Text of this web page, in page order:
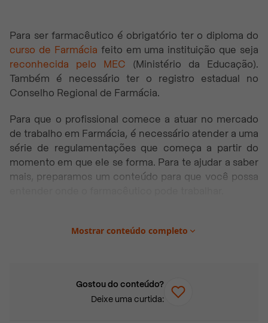
Para ser farmacêutico é obrigatório ter o diploma do
curso de Farmácia feito em uma instituição que seja
reconhecida pelo MEC (Ministério da Educação).
Também é necessário ter o registro estadual no
Conselho Regional de Farmácia.
Para que o profissional comece a atuar no mercado
de trabalho em Farmácia, é necessário atender a uma
série de regulamentações que começa a partir do
momento em que ele se forma. Para te ajudar a saber
mais, preparamos um conteúdo para que você possa
Neste artigo você vai encontrar:
Qual é o salário de um farmacêutico?
Qual a área mais bem paga de Farmácia?
Mostrar conteúdo completo
Gostou do conteúdo?
Deixe uma curtida: